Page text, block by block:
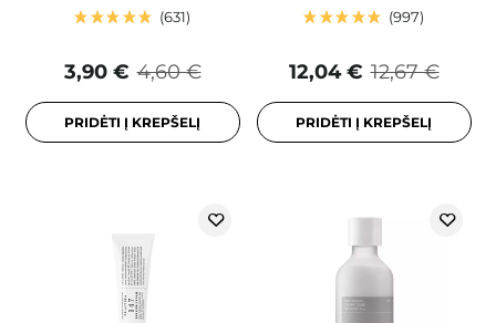
631
4,60 €
3,90 €
PRIDĖTI Į KREPŠELĮ
997
12,67 €
12,04 €
PRIDĖTI Į KREPŠELĮ